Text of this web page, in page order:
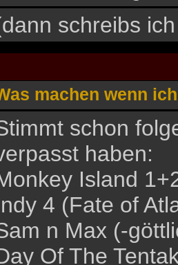
schreibs
machen wenn
schon
haben:
Island
4 (Fate of
n Max (-
Of The